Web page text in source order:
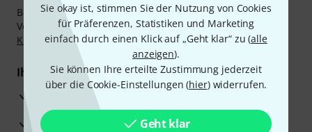
Sie okay ist, stimmen Sie der Nutzung von Cookies
für Präferenzen, Statistiken und Marketing
einfach durch einen Klick auf „Geht klar“ zu (alle
anzeigen).
Sie können Ihre erteilte Zustimmung jederzeit
über die Cookie-Einstellungen (hier) widerrufen.
Geht klar
Bezahlen Sie vertraulich und sicher per Nachnahme,
Vorkasse, PayPal, Amazon Pay,Klarna Sofort bezahlen
Klarna Ratenzahlungoder Kreditkarte.
Ihre Vorteile
3 Jahre Thomann Garantie
30 Tage Money-Back-Garantie